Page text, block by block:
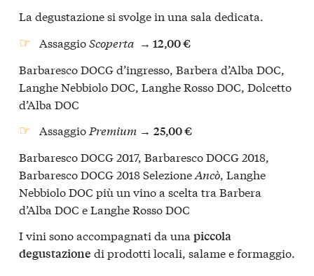
La degustazione si svolge in una sala dedicata.
AssaggioScoperta → 12,00 €
Barbaresco DOCG d’ingresso, Barbera d’Alba DOC,
Langhe Nebbiolo DOC, Langhe Rosso DOC, Dolcetto
d’Alba DOC
Assaggio Premium →25,00 €
Barbaresco DOCG 2017, Barbaresco DOCG 2018,
Barbaresco DOCG 2018 SelezioneAncò, Langhe
Nebbiolo DOC più un vino a scelta tra Barbera
d’Alba DOC e Langhe Rosso DOC
I vini sono accompagnati da una piccola
degustazione di prodotti locali, salame e formaggio.